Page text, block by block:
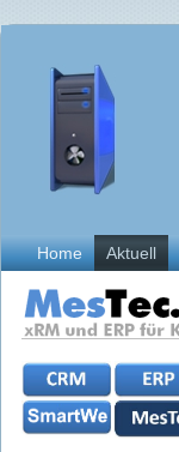
Home Aktuell